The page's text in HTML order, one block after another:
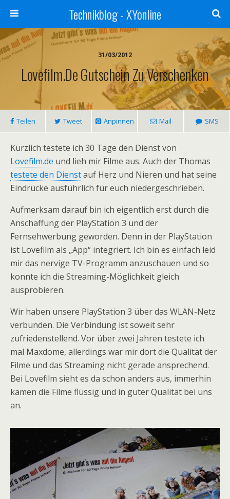
Technikblog - XYonline
31/03/2012
Lovefilm.de Gutschein Zu Verschenken
Teilen Tweet Anpinnen Mail SMS
Kürzlich testete ich 30 Tage den Dienst von
Lovefilm.de und lieh mir Filme aus. Auch der Thomas
testete den Dienstauf Herz und Nieren und hat seine
Eindrücke ausführlich für euch niedergeschrieben.
Aufmerksam darauf bin ich eigentlich erst durch die
Anschaffung der PlayStation 3 und der
Fernsehwerbung geworden. Denn in der PlayStation
ist Lovefilm als „App“ integriert. Ich bin es einfach leid
mir das nervige TV-Programm anzuschauen und so
konnte ich die Streaming-Möglichkeit gleich
ausprobieren.
Wir haben unsere PlayStation 3 über das WLAN-Netz
verbunden. Die Verbindung ist soweit sehr
zufriedenstellend. Vor über zwei Jahren testete ich
mal Maxdome, allerdings war mir dort die Qualität der
Filme und das Streaming nicht gerade ansprechend.
Bei Lovefilm sieht es da schon anders aus, immerhin
kamen die Filme flüssig und in guter Qualität bei uns
an.